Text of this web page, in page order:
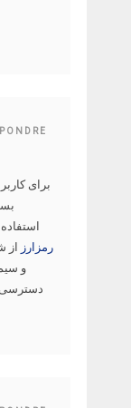
استفاده
رمزارز از
و
دسترسی